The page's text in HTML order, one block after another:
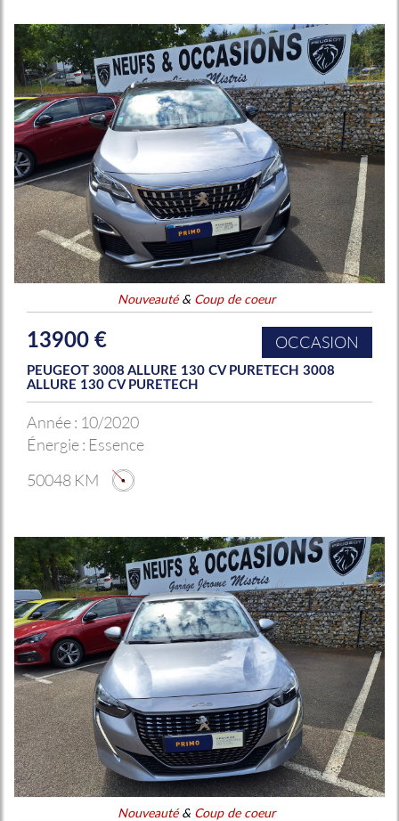
Nouveauté& Coup de coeur
13900 € OCCASION
PEUGEOT 3008 ALLURE 130 CV PURETECH 3008
ALLURE 130 CV PURETECH
Année : 10/2020
Énergie : Essence
50048 KM
Nouveauté& Coup de coeur